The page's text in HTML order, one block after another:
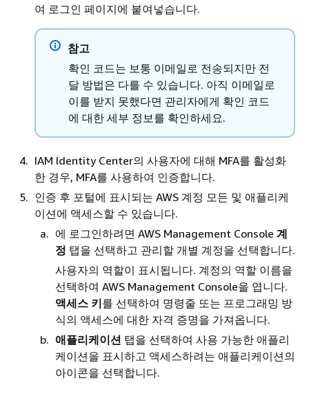
여 로그인 페이지에 붙여넣습니다.
참고
확인 코드는 보통 이메일로 전송되지만 전
달 방법은 다를 수 있습니다. 아직 이메일로
이를 받지 못했다면 관리자에게 확인 코드
에 대한 세부 정보를 확인하세요.
IAM Identity Center의 사용자에 대해 MFA를 활성화
한 경우, MFA를 사용하여 인증합니다.
인증 후 포털에 표시되는 AWS 계정 모든 및 애플리케
이션에 액세스할 수 있습니다.
에 로그인하려면 AWS Management Console 계
정 탭을 선택하고 관리할 개별 계정을 선택합니다.
사용자의 역할이 표시됩니다. 계정의 역할 이름을
선택하여 AWS Management Console을 엽니다.
액세스 키를 선택하여 명령줄 또는 프로그래밍 방
식의 액세스에 대한 자격 증명을 가져옵니다.
애플리케이션 탭을 선택하여 사용 가능한 애플리
케이션을 표시하고 액세스하려는 애플리케이션의
아이콘을 선택합니다.